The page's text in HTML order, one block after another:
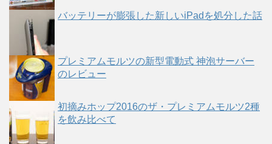
バッテリーが膨張した新しいiPadを処分した話
プレミアムモルツの新型電動式 神泡サーバー
のレビュー
初摘みホップ2016のザ・プレミアムモルツ2種
を飲み比べて